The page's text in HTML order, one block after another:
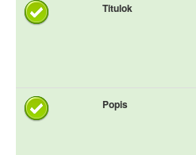
Titulok
Popis